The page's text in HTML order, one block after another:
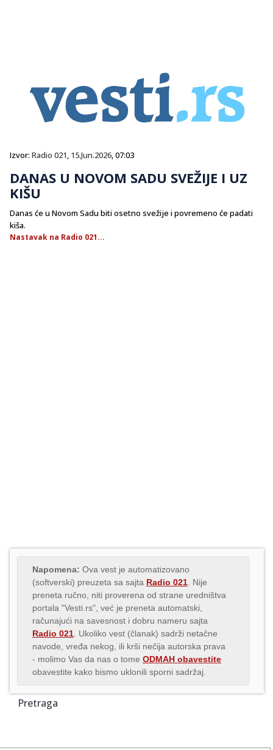
Izvor: Radio 021, 15.Jun.2026, 07:03
DANAS U NOVOM SADU SVEŽIJE I UZ
KIŠU
Danas će u Novom Sadu biti osetno svežije i povremeno će padati
kiša.
Nastavak na Radio 021...
Napomena: Ova vest je automatizovano
(softverski) preuzeta sa sajta Radio 021 . Nije
preneta ručno, niti proverena od strane uredništva
portala "Vesti.rs", već je preneta automatski,
računajući na savesnost i dobru nameru sajta
Radio 021 . Ukoliko vest (članak) sadrži netačne
navode, vređa nekog, ili krši nečija autorska prava
- molimo Vas da nas o tome ODMAH obavestite
obavestite kako bismo uklonili sporni sadržaj.
Pretraga